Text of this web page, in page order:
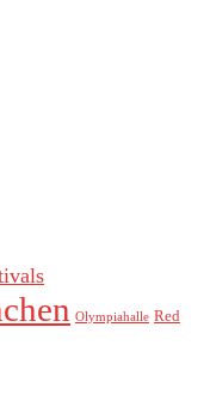
Olympiahalle Red